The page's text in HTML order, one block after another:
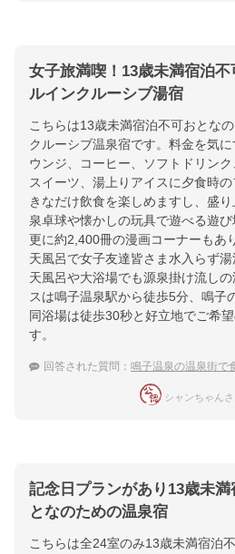
女子旅満喫！13歳未満宿泊
ルインクルーシブ湯宿
こちらは13歳未満宿泊不可おとな
クルーシブ温泉宿です。料金を気
ウンジ、コーヒー、ソフトドリン
スイーツ、湯上りアイスに夕食時
きなだけ飲食を楽しめますし、盛
泉卓球や懐かしの玩具で遊べる遊び
更に約2,400冊の漫画コーナーもあ
天風呂で女子友達皆さま水入らず
天風呂や大浴場でも源泉掛け流し
スは鳴子温泉駅から徒歩5分、鳴子
同浴場は徒歩30秒と好立地でご希
す。
回答された質問： 鳴子温泉の温泉街で食べ歩きをして
シャンちゃん
記念日プランがあり13歳未
となのための温泉宿
こちらは全24室のみ13歳未満宿泊